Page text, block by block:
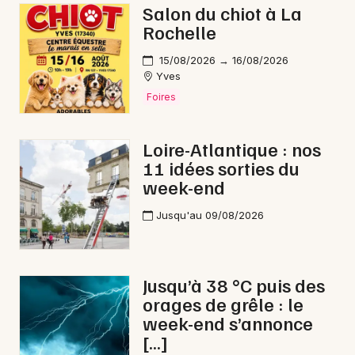
Salon du chiot à La
Rochelle
15/08/2026 → 16/08/2026
Yves
Foires
Loire-Atlantique : nos
11 idées sorties du
week-end
Jusqu'au 09/08/2026
Jusqu’à 38 °C puis des
orages de grêle : le
week-end s’annonce
[…]